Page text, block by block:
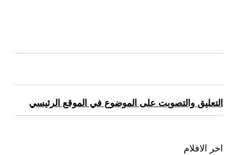
التعليق والتصويت على الموضوع في الموقع الرئيسي
اخر الافلام